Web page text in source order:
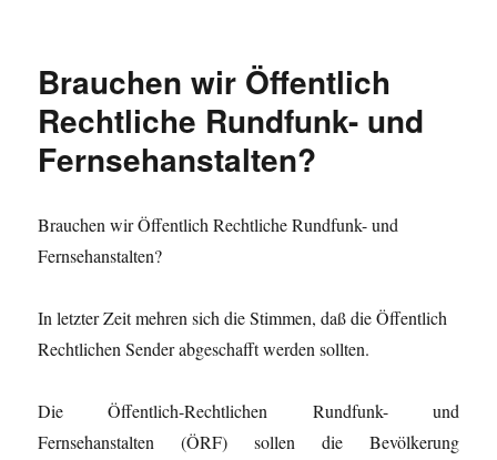
Brauchen wir Öffentlich
Rechtliche Rundfunk- und
Fernsehanstalten?
Brauchen wir Öffentlich Rechtliche Rundfunk- und
Fernsehanstalten?
In letzter Zeit mehren sich die Stimmen, daß die Öffentlich
Rechtlichen Sender abgeschafft werden sollten.
Die Öffentlich-Rechtlichen Rundfunk- und
Fernsehanstalten (ÖRF) sollen die Bevölkerung